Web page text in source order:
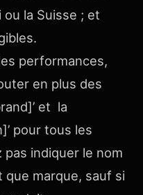
la Suisse ; et
performances,
en plus des
et la
pour tous les
indiquer le nom
marque, sauf si